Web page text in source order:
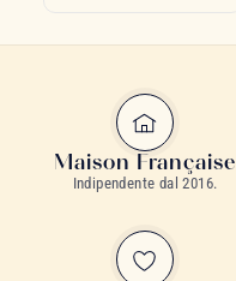
Maison Française
Indipendente dal 2016.